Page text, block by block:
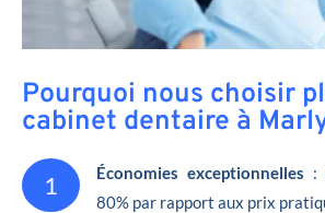
Pourquoi nous choisir
cabinet dentaire à
1 Économies exceptionnelles :
80% par rapport aux prix